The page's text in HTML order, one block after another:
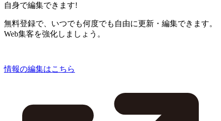
自身で編集できます!
無料登録で、いつでも何度でも自由に更新・編集できます。
Web集客を強化しましょう。
情報の編集はこちら